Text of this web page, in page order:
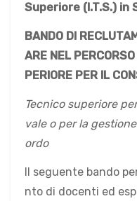
Superiore (I.T.S.) in
BANDO DI
ARE NEL
PERIORE PER IL
Tecnico superiore
vale o per la
ordo
Il seguente bando
nto di docenti ed